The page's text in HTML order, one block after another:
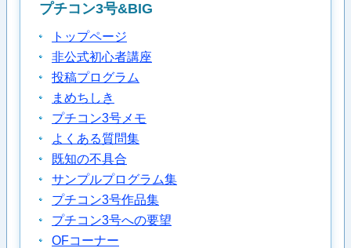
プチコン3号&BIG
トップページ
非公式初心者講座
投稿プログラム
まめちしき
プチコン3号メモ
よくある質問集
既知の不具合
サンプルプログラム集
プチコン3号作品集
プチコン3号への要望
OFコーナー